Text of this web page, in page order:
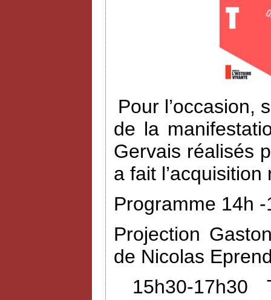
Pour l’occasion,
de la
Gervais réalisés
a fait
Programme 14h
Projection
de Nicolas
15h30-